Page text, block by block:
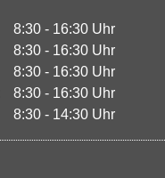
8:30 - 16:30 Uhr
8:30 - 16:30 Uhr
8:30 - 16:30 Uhr
8:30 - 16:30 Uhr
8:30 - 14:30 Uhr